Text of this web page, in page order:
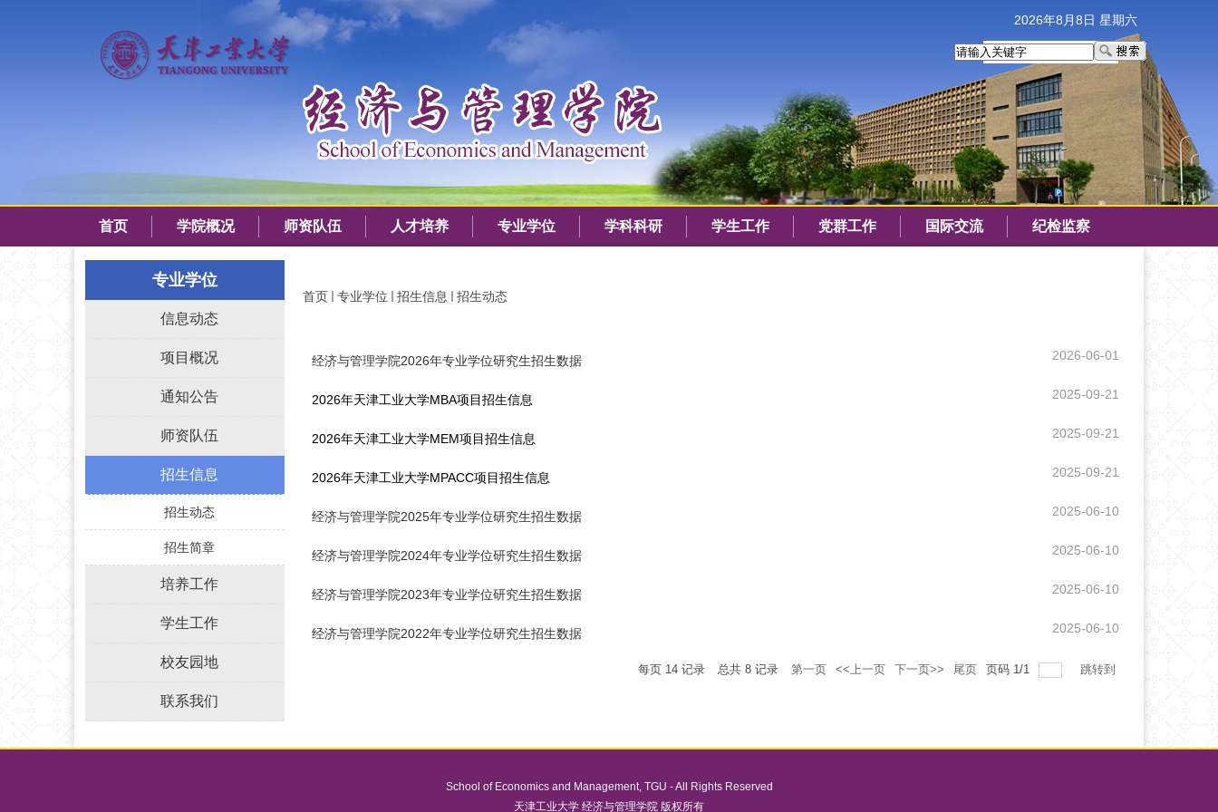
2026年8月8日 星期六
首页 学院概况 师资队伍 人才培养 专业学位 学科科研 学生工作 党群工作 国际交流 纪检监察
专业学位
信息动态
项目概况
通知公告
师资队伍
招生信息
招生动态
招生简章
培养工作
学生工作
校友园地
联系我们
首页 专业学位 招生信息 招生动态
经济与管理学院2026年专业学位研究生招生数据 2026-06-01
2026年天津工业大学MBA项目招生信息 2025-09-21
2026年天津工业大学MEM项目招生信息 2025-09-21
2026年天津工业大学MPACC项目招生信息 2025-09-21
经济与管理学院2025年专业学位研究生招生数据 2025-06-10
经济与管理学院2024年专业学位研究生招生数据 2025-06-10
经济与管理学院2023年专业学位研究生招生数据 2025-06-10
经济与管理学院2022年专业学位研究生招生数据 2025-06-10
每页 14 记录 总共 8 记录 第一页 <<上一页 下一页>> 尾页 页码 1/1 跳转到
School of Economics and Management, TGU - All Rights Reserved
天津工业大学 经济与管理学院 版权所有